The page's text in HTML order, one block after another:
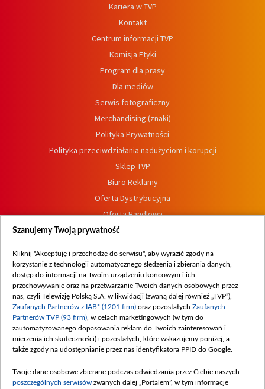
Kariera w TVP
Kontakt
Centrum informacji TVP
Komisja Etyki
Program dla prasy
Dla mediów
Serwis fotograficzny
Merchandising (znaki)
Polityka Prywatności
Polityka przeciwdziałania nadużyciom i korupcji
Sklep TVP
Biuro Reklamy
Oferta Dystrybucyjna
Oferta Handlowa
Dostępność
Procedura zgłoszeń wewnętrznych
Szanujemy Twoją prywatność
Kliknij "Akceptuję i przechodzę do serwisu", aby wyrazić zgody na
korzystanie z technologii automatycznego śledzenia i zbierania danych,
dostęp do informacji na Twoim urządzeniu końcowym i ich
przechowywanie oraz na przetwarzanie Twoich danych osobowych przez
nas, czyli Telewizję Polską S.A. w likwidacji (zwaną dalej również „TVP”),
Zaufanych Partnerów z IAB* (1201 firm) oraz pozostałych Zaufanych
Partnerów TVP (93 firm) , w celach marketingowych (w tym do
zautomatyzowanego dopasowania reklam do Twoich zainteresowań i
mierzenia ich skuteczności) i pozostałych, które wskazujemy poniżej, a
także zgody na udostępnianie przez nas identyfikatora PPID do Google.
Twoje dane osobowe zbierane podczas odwiedzania przez Ciebie naszych
poszczególnych serwisów zwanych dalej „Portalem”, w tym informacje